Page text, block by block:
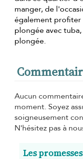
manger, de
également profiter
plongée avec
plongée.
Aucun
moment. Soyez
soigneusement
N'hésitez pas à
Les